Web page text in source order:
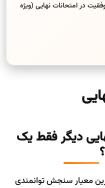
در امتحانات نهایی (ویژه
دیگر فقط یک
معیار سنجش توانمندی